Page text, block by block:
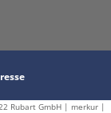
Rubart GmbH | merkur |